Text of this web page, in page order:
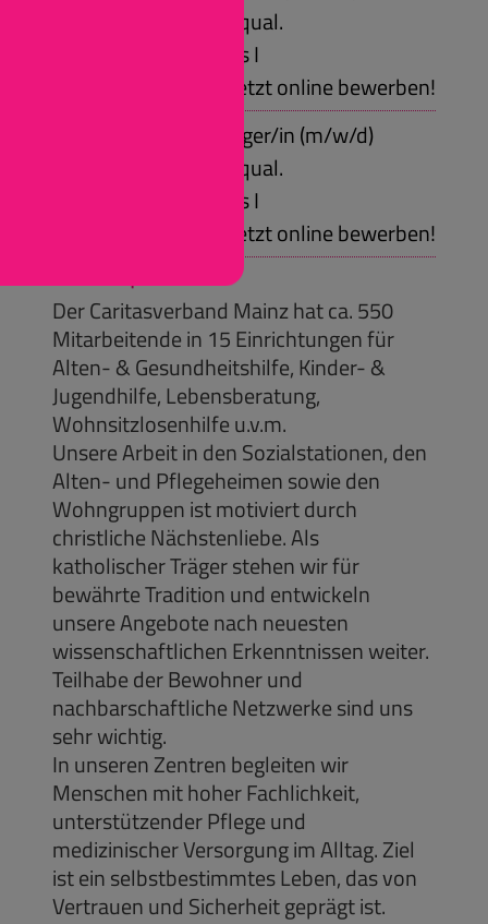
Voraussetzungen: qual.
Sekundarabschluss I
Jetzt online bewerben!
Heilerziehungspfleger/in (m/w/d)
Voraussetzungen: qual.
Sekundarabschluss I
Jetzt online bewerben!
Der Caritasverband Mainz hat ca. 550
Mitarbeitende in 15 Einrichtungen für
Alten- & Gesundheitshilfe, Kinder- &
Jugendhilfe, Lebensberatung,
Wohnsitzlosenhilfe u.v.m.
Unsere Arbeit in den Sozialstationen, den
Alten- und Pflegeheimen sowie den
Wohngruppen ist motiviert durch
christliche Nächstenliebe. Als
katholischer Träger stehen wir für
bewährte Tradition und entwickeln
unsere Angebote nach neuesten
wissenschaftlichen Erkenntnissen weiter.
Teilhabe der Bewohner und
nachbarschaftliche Netzwerke sind uns
sehr wichtig.
In unseren Zentren begleiten wir
Menschen mit hoher Fachlichkeit,
unterstützender Pflege und
medizinischer Versorgung im Alltag. Ziel
ist ein selbstbestimmtes Leben, das von
Vertrauen und Sicherheit geprägt ist.